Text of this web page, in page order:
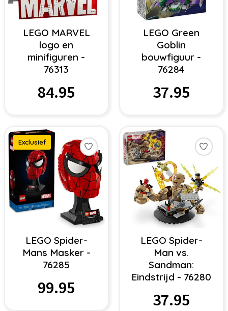
LEGO MARVEL
logo en
minifiguren -
76313
84.95
LEGO Green
Goblin
bouwfiguur -
76284
37.95
Exclusief
LEGO Spider-
Mans Masker -
76285
99.95
LEGO Spider-
Man vs.
Sandman:
Eindstrijd - 76280
37.95